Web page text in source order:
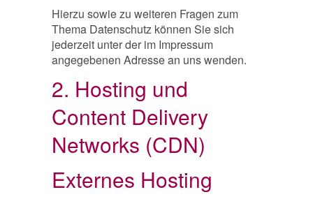
Hierzu sowie zu weiteren Fragen zum
Thema Datenschutz können Sie sich
jederzeit unter der im Impressum
angegebenen Adresse an uns wenden.
2. Hosting und
Content Delivery
Networks (CDN)
Externes Hosting